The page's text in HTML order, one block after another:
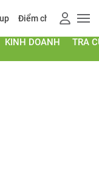
Điểm chuẩn 2026
KINH DOANH TRA